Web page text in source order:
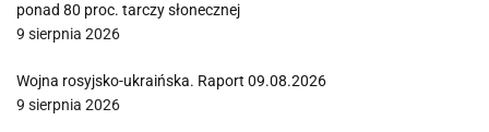
ponad 80 proc. tarczy słonecznej
9 sierpnia 2026
Wojna rosyjsko-ukraińska. Raport 09.08.2026
9 sierpnia 2026